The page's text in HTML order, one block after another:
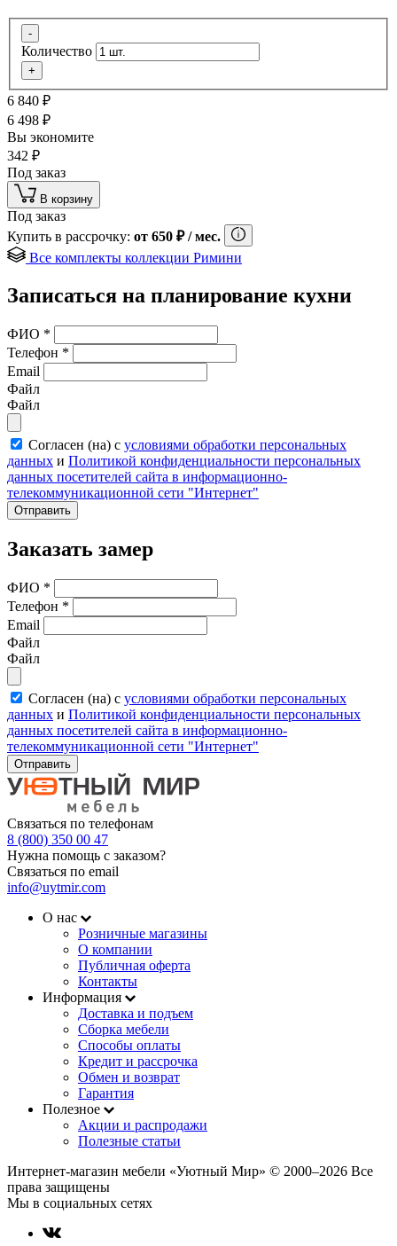
-
Количество
+
6 840 ₽
6 498 ₽
Вы экономите
342 ₽
Под заказ
В корзину
Под заказ
Купить в рассрочку: от 650 ₽/ мес.
Все комплекты коллекции Римини
Записаться на планирование кухни
ФИО *
Телефон *
Email
Файл
Файл
Согласен (на) с условиями обработки персональных
данных и Политикой конфиденциальности персональных
данных посетителей сайта в информационно-
телекоммуникационной сети "Интернет"
Отправить
Заказать замер
ФИО *
Телефон *
Email
Файл
Файл
Согласен (на) с условиями обработки персональных
данных и Политикой конфиденциальности персональных
данных посетителей сайта в информационно-
телекоммуникационной сети "Интернет"
Отправить
Связаться по телефонам
8 (800) 350 00 47
Нужна помощь с заказом?
Связаться по email
info@uytmir.com
О нас
Розничные магазины
О компании
Публичная оферта
Контакты
Информация
Доставка и подъем
Сборка мебели
Способы оплаты
Кредит и рассрочка
Обмен и возврат
Гарантия
Полезное
Акции и распродажи
Полезные статьи
Интернет-магазин мебели «Уютный Мир» © 2000‒2026 Все
права защищены
Мы в социальных сетях